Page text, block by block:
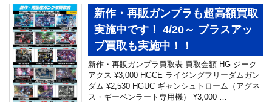
新作・再販ガンプラも超高額買取
実施中です！ 4/20～ プラスアッ
プ買取も実施中！！
新作・再販ガンプラ買取表 買取金額 HG ジーク
アクス ¥3,000 HGCE ライジングフリーダムガン
ダム ¥2,530 HGUC ギャンシュトローム（アグネ
ス・ギーベンラート専用機） ¥3,000 …